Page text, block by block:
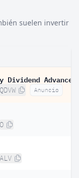
suelen invertir
QDVW Anuncio
O
ALV